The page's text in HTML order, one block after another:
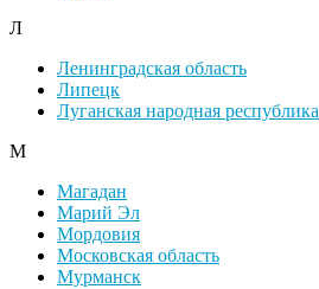
Л
Ленинградская область
Липецк
Луганская народная республика
М
Магадан
Марий Эл
Мордовия
Московская область
Мурманск